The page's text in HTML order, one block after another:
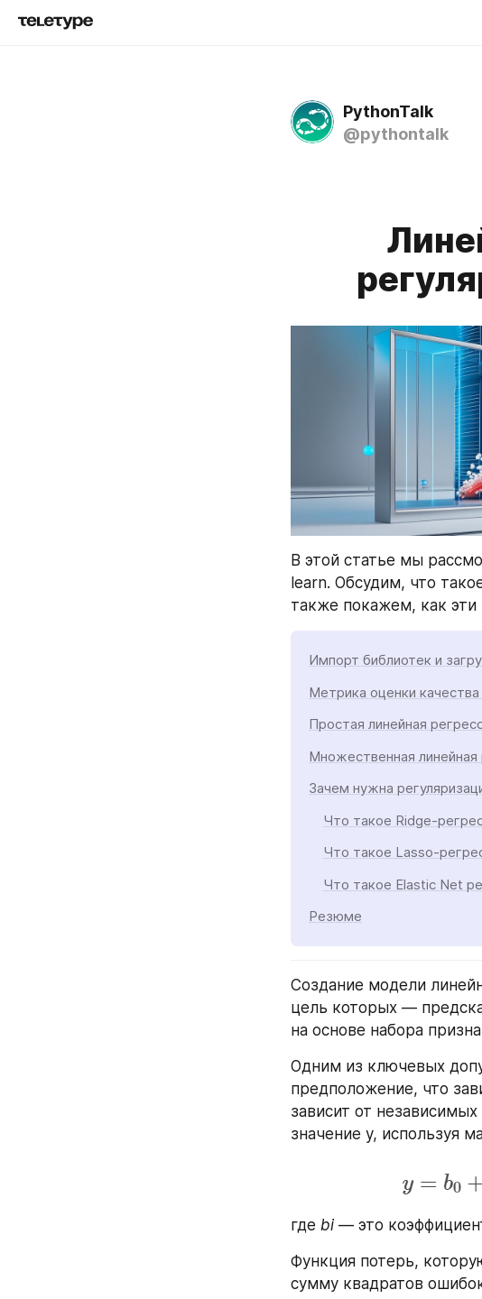
PythonTalk
@pythontalk
В этой статье мы
learn. Обсудим, что
также покажем, как
Импорт библиотек и
Метрика оценки
Простая линейная
Множественная линейная
Зачем нужна
Что такое Ridge-
Что такое Lasso-
Что такое Elastic Net
Резюме
Создание модели
цель которых —
на основе набора
Одним из ключевых
предположение, что
зависит от
значение y, используя
где bi — это
Функция потерь,
сумму квадратов